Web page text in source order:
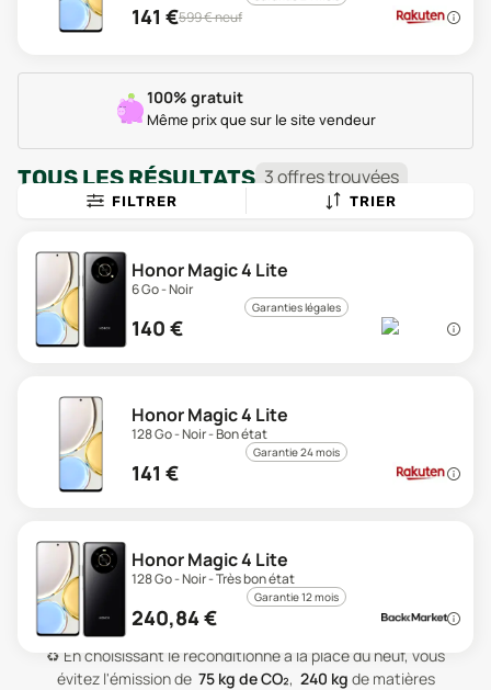
141 €599€ neuf
100% gratuit
Même prix que sur le site vendeur
TOUS LES RÉSULTATS 3offrestrouvées
FILTRER TRIER
Honor Magic 4 Lite
6 Go - Noir
Garanties légales
140 €
Honor Magic 4 Lite
128 Go - Noir - Bon état
Garantie 24 mois
141 €
Honor Magic 4 Lite
128 Go - Noir - Très bon état
Garantie 12 mois
240,84€
♻️ En choisissant le reconditionné à la place du neuf, vous
évitez l'émission de 75 kg de CO₂, 240 kg de matières